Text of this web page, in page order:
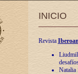
INICIO
Revista
Natalia